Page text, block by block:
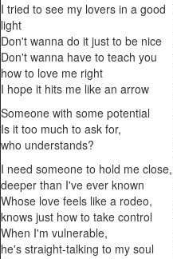
I tried to see my lovers in a good
light
Don't wanna do it just to be nice
Don't wanna have to teach you
how to love me right
I hope it hits me like an arrow
Someone with some potential
Is it too much to ask for,
who understands?
I need someone to hold me close,
deeper than I've ever known
Whose love feels like a rodeo,
knows just how to take control
When I'm vulnerable,
he's straight-talking to my soul